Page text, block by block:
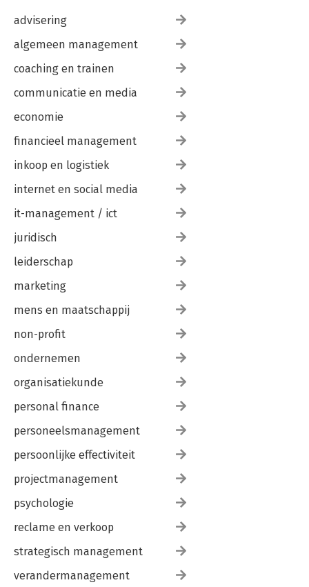
advisering
algemeen management
coaching en trainen
communicatie en media
economie
financieel management
inkoop en logistiek
internet en social media
it-management / ict
juridisch
leiderschap
marketing
mens en maatschappij
non-profit
ondernemen
organisatiekunde
personal finance
personeelsmanagement
persoonlijke effectiviteit
projectmanagement
psychologie
reclame en verkoop
strategisch management
verandermanagement